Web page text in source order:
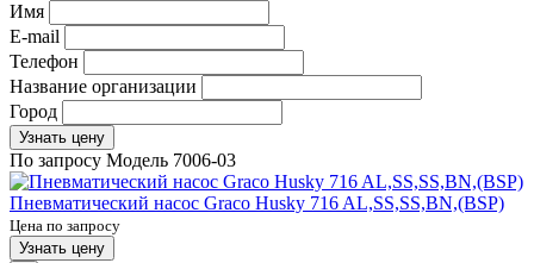
Имя
E-mail
Телефон
Название организации
Город
Узнать цену
По запросу Модель 7006-03
Пневматический насос Graco Husky 716 AL,SS,SS,BN,(BSP)
Цена по запросу
Узнать цену